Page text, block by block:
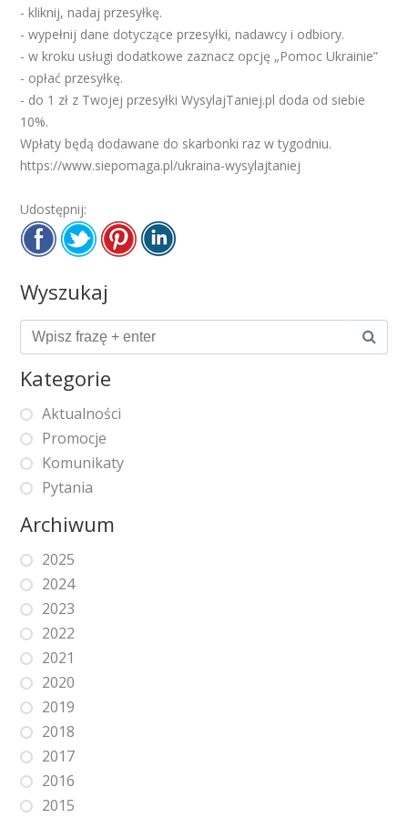
- kliknij, nadaj przesyłkę.
- wypełnij dane dotyczące przesyłki, nadawcy i odbiory.
- w kroku usługi dodatkowe zaznacz opcję „Pomoc Ukrainie”
- opłać przesyłkę.
- do 1 zł z Twojej przesyłki WysylajTaniej.pl doda od siebie
10%.
Wpłaty będą dodawane do skarbonki raz w tygodniu.
https://www.siepomaga.pl/ukraina-wysylajtaniej
Udostępnij:
Wyszukaj
Kategorie
Aktualności
Promocje
Komunikaty
Pytania
Archiwum
2025
2024
2023
2022
2021
2020
2019
2018
2017
2016
2015